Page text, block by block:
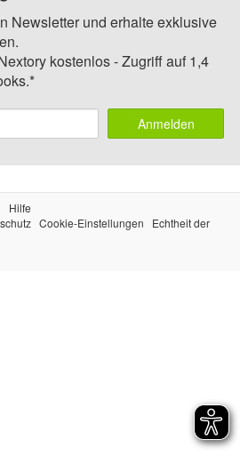
Newsletter und erhalte exklusive
kostenlos - Zugriff auf 1,4
Anmelden
Hilfe
Cookie-Einstellungen
Echtheit der